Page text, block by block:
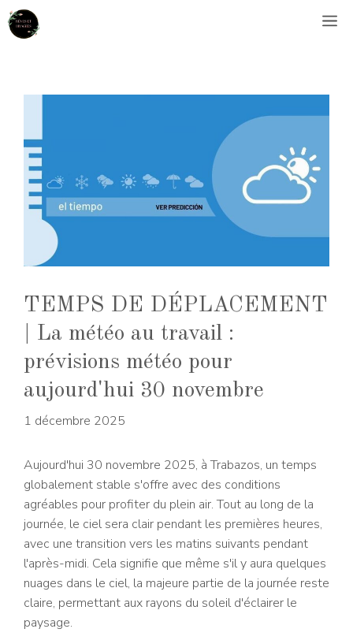
Aller
au
TEMPS DE DÉPLACEMENT
| La météo au travail :
prévisions météo pour
aujourd'hui 30 novembre
1 décembre 2025
Aujourd'hui 30 novembre 2025, à Trabazos, un temps
globalement stable s'offre avec des conditions
agréables pour profiter du plein air. Tout au long de la
journée, le ciel sera clair pendant les premières heures,
avec une transition vers les matins suivants pendant
l'après-midi. Cela signifie que même s'il y aura quelques
nuages ​​​​dans le ciel, la majeure partie de la journée reste
claire, permettant aux rayons du soleil d'éclairer le
paysage.